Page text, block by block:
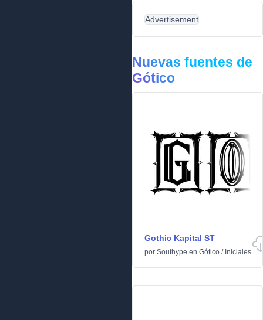
Advertisement
Nuevas fuentes de
Gótico
Gothic Kapital ST
por Southype en Gótico / Iniciales